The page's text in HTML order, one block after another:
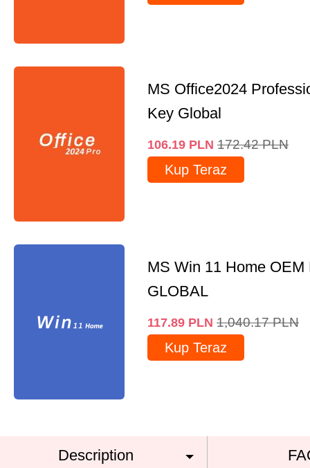
MS Office2024
Key Global
106.19 PLN 172.42 PLN
Kup Teraz
MS Win 11 Home OEM
GLOBAL
117.89 PLN 1,040.17 PLN
Kup Teraz
Description